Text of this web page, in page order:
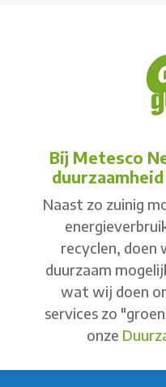
Bij Metesco
Naast zo zuinig
recyclen, doen
duurzaam
wat wij doen
services zo
onze